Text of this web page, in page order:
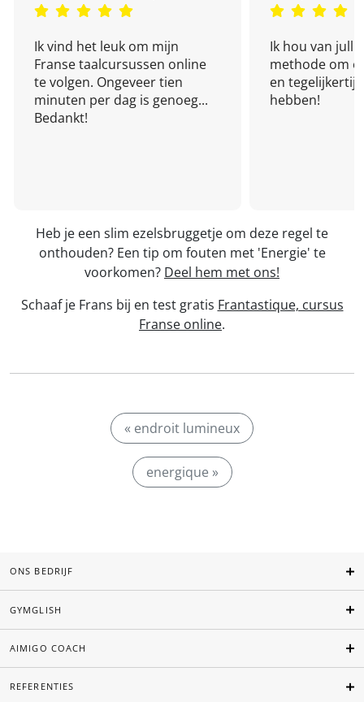
Ik vind het leuk om mijn
Franse taalcursussen online
te volgen. Ongeveer tien
minuten per dag is genoeg...
Bedankt!
Ik hou van
methode om
en
hebben!
Heb je een slim ezelsbruggetje om deze regel te
onthouden? Een tip om fouten met 'Energie' te
voorkomen? Deel hem met ons!
Schaaf je Frans bij en test gratis Frantastique, cursus
Franse online.
« endroit lumineux
energique »
ONS BEDRIJF
GYMGLISH
AIMIGO COACH
REFERENTIES